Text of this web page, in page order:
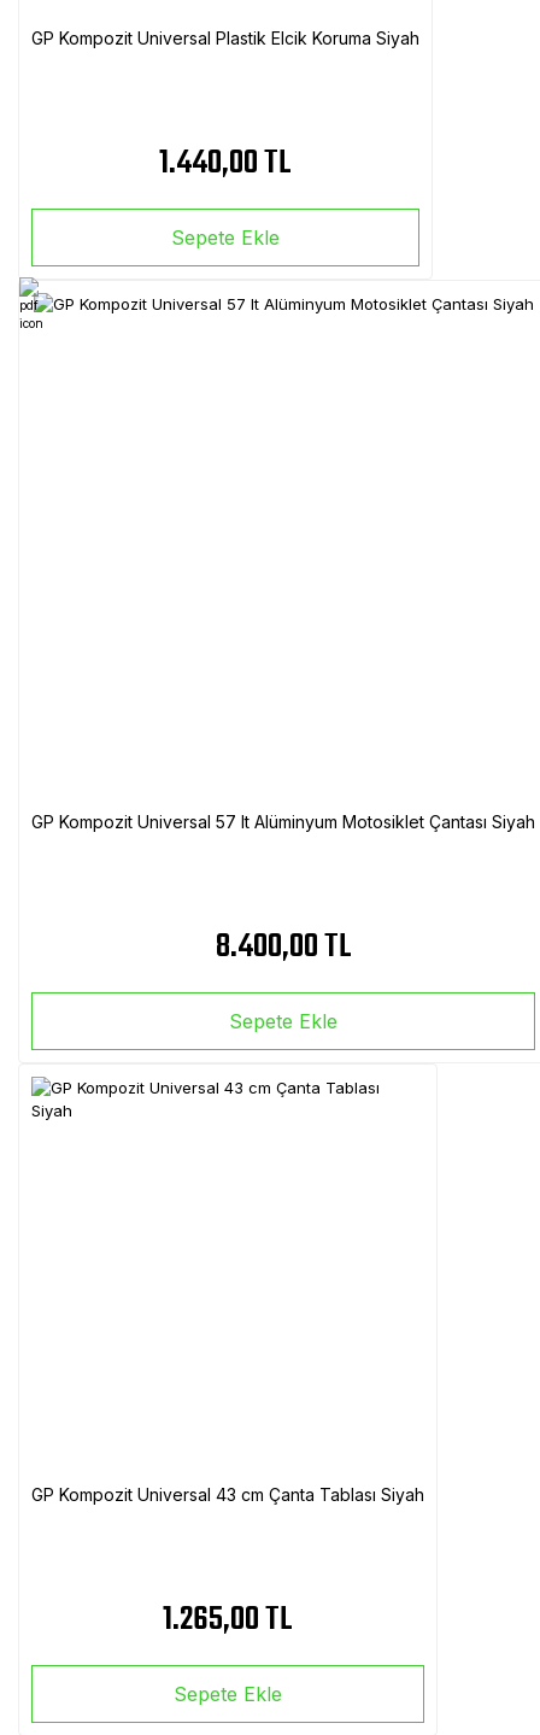
GP Kompozit Universal Plastik Elcik Koruma Siyah
1.440,00 TL
Sepete Ekle
GP Kompozit Universal 57 lt Alüminyum Motosiklet Çantası Siyah
8.400,00 TL
Sepete Ekle
GP Kompozit Universal 43 cm Çanta Tablası Siyah
1.265,00 TL
Sepete Ekle